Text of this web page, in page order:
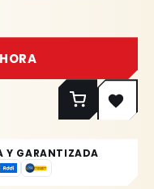
Y GARANTIZADA